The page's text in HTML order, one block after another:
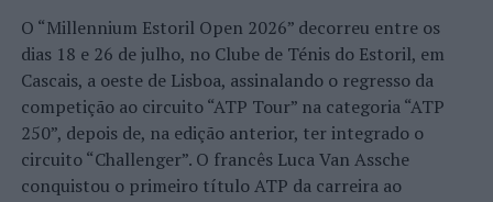
Memória instalados nas escolas sede de agrupamento do
concelho de Viana do Castelo, no âmbito da autonomia e
flexibilidade curricular conferida às escolas”, refere o
Município.
Paralelamente, continuará o investimento nos
equipamentos educativos, assim como será dada
O “Millennium Estoril Open 2026” decorreu entre os
dias 18 e 26 de julho, no Clube de Ténis do Estoril, em
Cascais, a oeste de Lisboa, assinalando o regresso da
competição ao circuito “ATP Tour” na categoria “ATP
250”, depois de, na edição anterior, ter integrado o
circuito “Challenger”. O francês Luca Van Assche
conquistou o primeiro título ATP da carreira ao